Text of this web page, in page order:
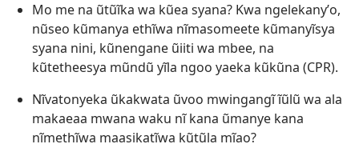
Mo me na ũtũĩka wa kũea syana? Kwa ngelekanyʼo,
nũseo kũmanya ethĩwa nĩmasomeete kũmanyĩsya
syana nini, kũnengane ũiiti wa mbee, na
kũtetheesya mũndũ yĩla ngoo yaeka kũkũna (CPR).
Nĩvatonyeka ũkakwata ũvoo mwingangĩ ĩũlũ wa ala
makaeaa mwana waku nĩ kana ũmanye kana
nĩmethĩwa maasikatĩwa kũtũla mĩao?